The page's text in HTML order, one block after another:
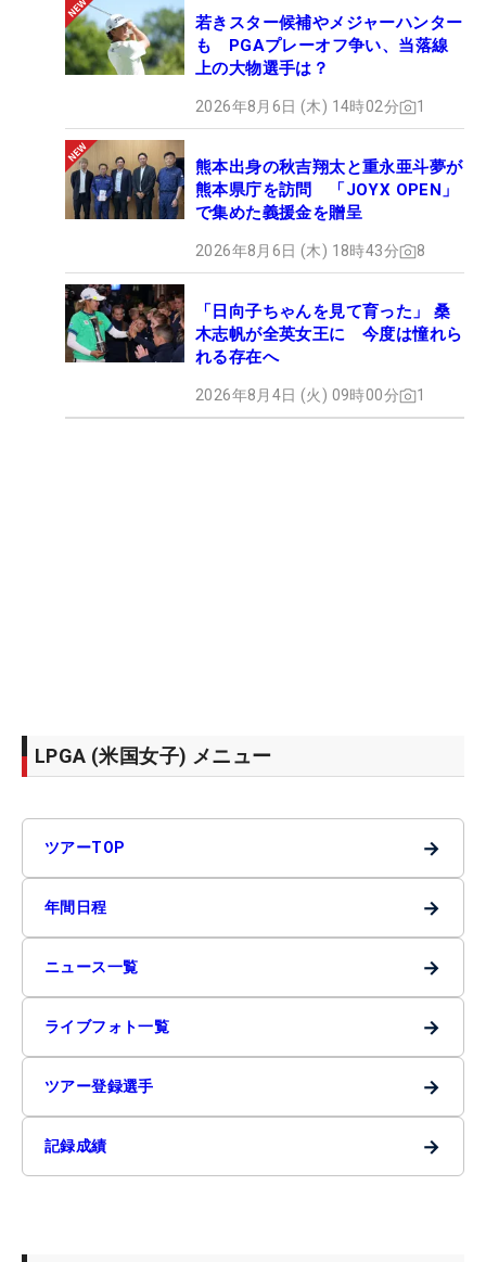
若きスター候補やメジャーハンター
も PGAプレーオフ争い、当落線
上の大物選手は？
2026年8月6日 (木) 14時02分 1
熊本出身の秋吉翔太と重永亜斗夢が
熊本県庁を訪問 「JOYX OPEN」
で集めた義援金を贈呈
2026年8月6日 (木) 18時43分 8
「日向子ちゃんを見て育った」 桑
木志帆が全英女王に 今度は憧れら
れる存在へ
2026年8月4日 (火) 09時00分 1
LPGA (米国女子) メニュー
ツアーTOP →
年間日程 →
ニュース一覧 →
ライブフォト一覧 →
ツアー登録選手 →
記録成績 →